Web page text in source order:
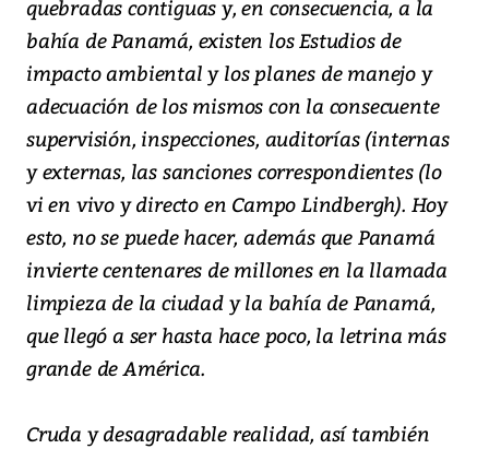
quebradas contiguas y, en consecuencia, a la
bahía de Panamá, existen los Estudios de
impacto ambiental y los planes de manejo y
adecuación de los mismos con la consecuente
supervisión, inspecciones, auditorías (internas
y externas, las sanciones correspondientes (lo
vi en vivo y directo en Campo Lindbergh). Hoy
esto, no se puede hacer, además que Panamá
invierte centenares de millones en la llamada
limpieza de la ciudad y la bahía de Panamá,
que llegó a ser hasta hace poco, la letrina más
grande de América.
Cruda y desagradable realidad, así también